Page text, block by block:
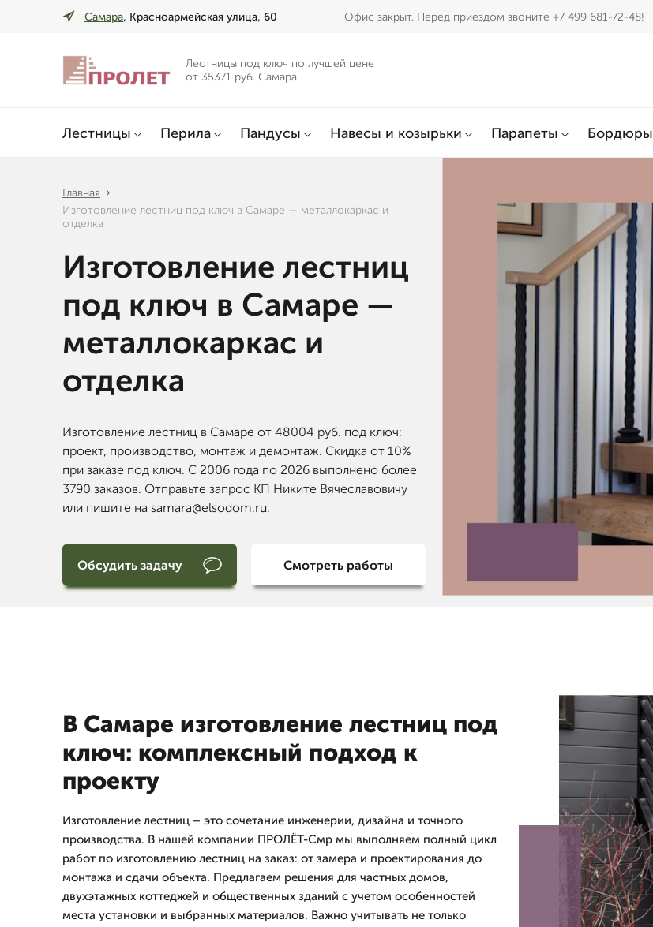
Самара, Красноармейская улица, 60 Офис закрыт. Перед приездом звоните +7 499 681-72-48!
Лестницы под ключ по лучшей цене
от 35371 руб. Самара
Лестницы Перила Пандусы Навесы и козырьки Парапеты Бордюры
Главная
Изготовление лестниц под ключ в Самаре — металлокаркас и
отделка
Изготовление лестниц
под ключ в Самаре —
металлокаркас и
отделка
Изготовление лестниц в Самаре от 48004 руб. под ключ:
проект, производство, монтаж и демонтаж. Скидка от 10%
при заказе под ключ. С 2006 года по 2026 выполнено более
3790 заказов. Отправьте запрос КП Никите Вячеславовичу
или пишите на samara@elsodom.ru.
Обсудить задачу Смотреть работы
В Самаре изготовление лестниц под
ключ: комплексный подход к
проекту
Изготовление лестниц – это сочетание инженерии, дизайна и точного
производства. В нашей компании ПРОЛЁТ-Смр мы выполняем полный цикл
работ по изготовлению лестниц на заказ: от замера и проектирования до
монтажа и сдачи объекта. Предлагаем решения для частных домов,
двухэтажных коттеджей и общественных зданий с учетом особенностей
места установки и выбранных материалов. Важно учитывать не только